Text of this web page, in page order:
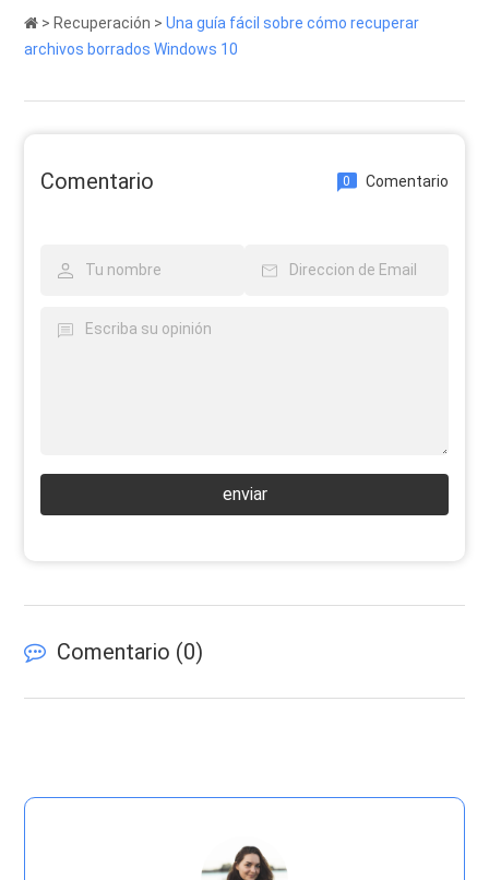
> Recuperación >Una guía fácil sobre cómo recuperar
archivos borrados Windows 10
Comentario 0 Comentario
enviar
Comentario (0)